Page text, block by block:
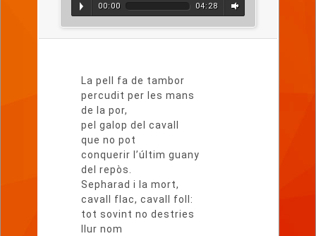
00:00 04:28
La pell fa de tambor
percudit per les mans
de la por,
pel galop del cavall
que no pot
conquerir l’últim guany
del repòs.
Sepharad i la mort,
cavall flac, cavall foll:
tot sovint no destries
llur nom